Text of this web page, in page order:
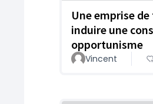
Une emprise
induire une
opportunisme
Vincent